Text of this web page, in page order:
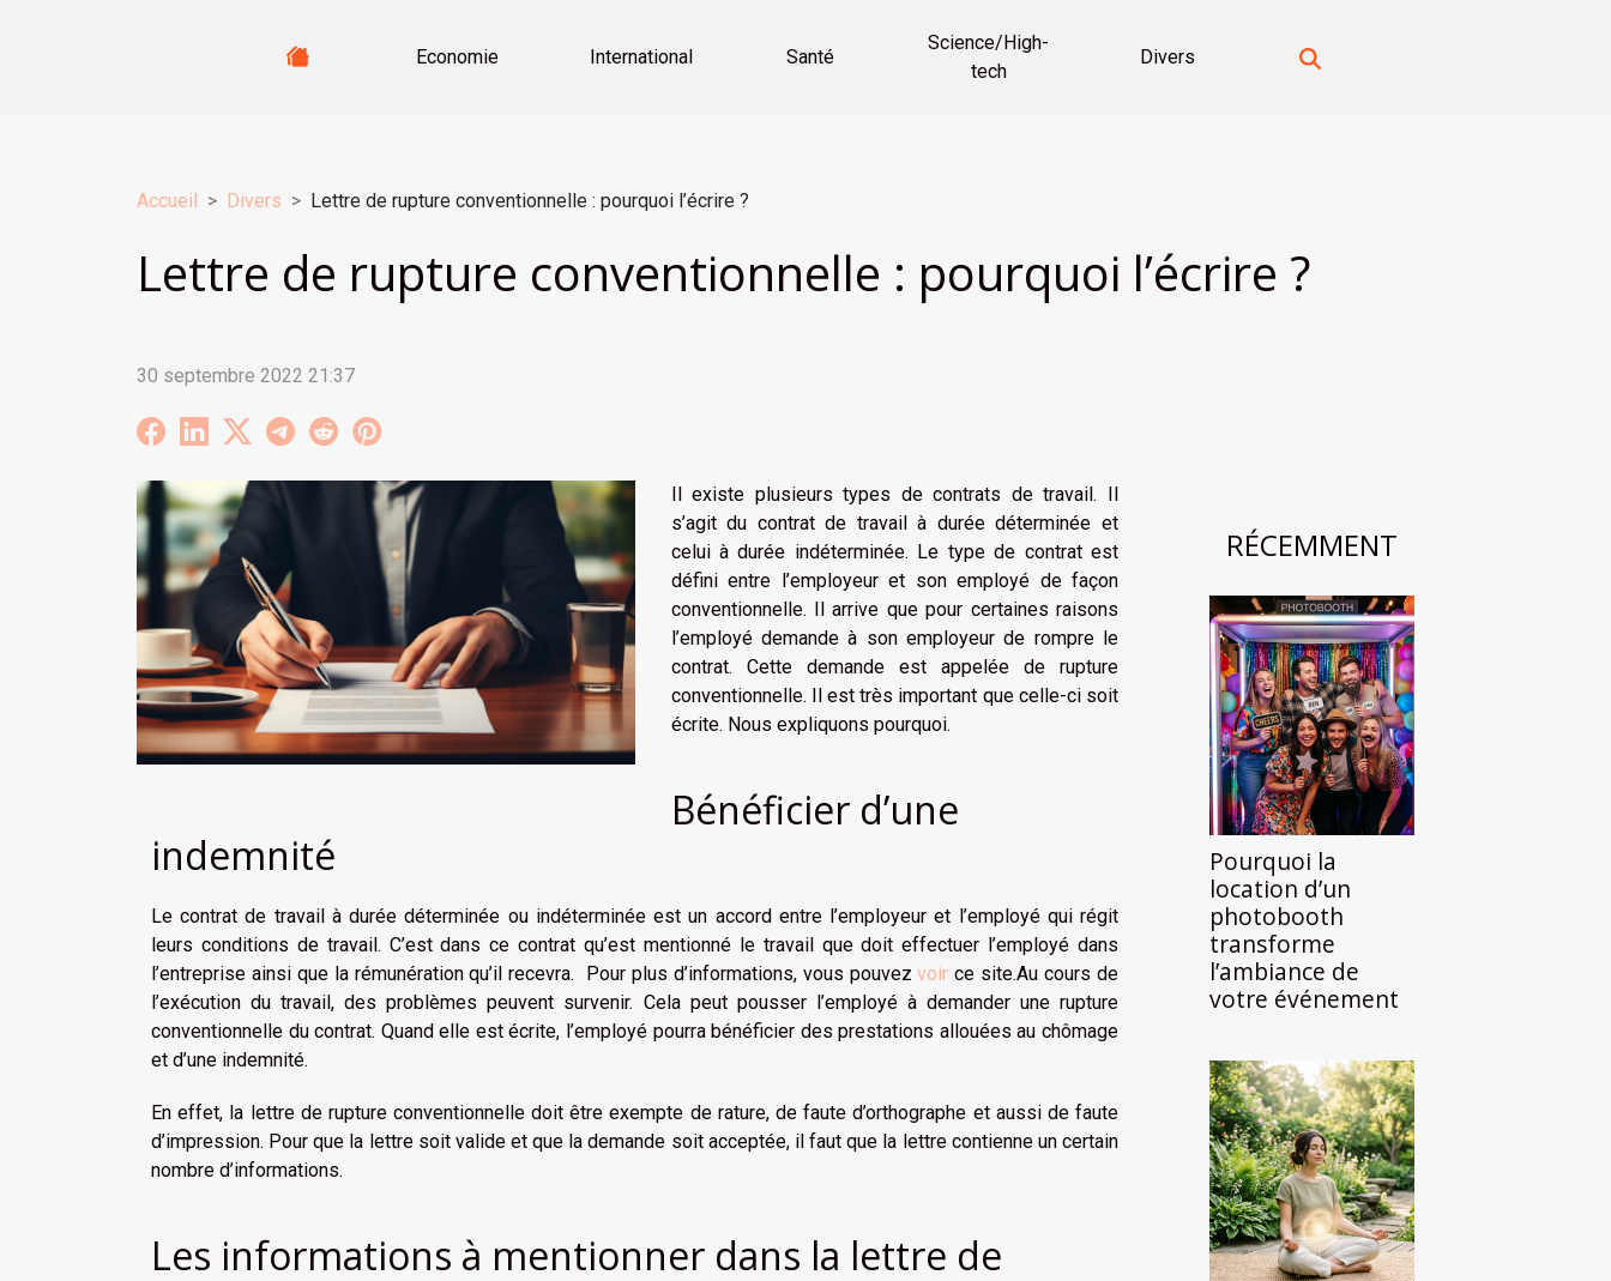
Economie International Santé
Science/High-
tech
Divers
Accueil Divers Lettre de rupture conventionnelle : pourquoi l’écrire ?
Lettre de rupture conventionnelle : pourquoi l’écrire ?
30 septembre 2022 21:37
Il existe plusieurs types de contrats de travail. Il
s’agit du contrat de travail à durée déterminée et
celui à durée indéterminée. Le type de contrat est
défini entre l’employeur et son employé de façon
conventionnelle. Il arrive que pour certaines raisons
l’employé demande à son employeur de rompre le
contrat. Cette demande est appelée de rupture
conventionnelle. Il est très important que celle-ci soit
écrite. Nous expliquons pourquoi.
Bénéficier d’une
indemnité
Le contrat de travail à durée déterminée ou indéterminée est un accord entre l’employeur et l’employé qui régit
leurs conditions de travail. C’est dans ce contrat qu’est mentionné le travail que doit effectuer l’employé dans
l’entreprise ainsi que la rémunération qu’il recevra. Pour plus d’informations, vous pouvezvoir ce site.Au cours de
l’exécution du travail, des problèmes peuvent survenir. Cela peut pousser l’employé à demander une rupture
conventionnelle du contrat. Quand elle est écrite, l’employé pourra bénéficier des prestations allouées au chômage
et d’une indemnité.
En effet, la lettre de rupture conventionnelle doit être exempte de rature, de faute d’orthographe et aussi de faute
d’impression. Pour que la lettre soit valide et que la demande soit acceptée, il faut que la lettre contienne un certain
nombre d’informations.
Les informations à mentionner dans la lettre de
RÉCEMMENT
Pourquoi la
location d’un
photobooth
transforme
l’ambiance de
votre événement